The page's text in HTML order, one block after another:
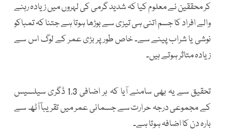
کر محققین نے معلوم کیا کہ شدید گرمی کی لہروں میں زیادہ رہنے
والے افراد کا جسم اتنی ہی تیزی سے بوڑھا ہوتا ہے جتنا کہ تمباکو
نوشی یا شراب پینے سے۔ خاص طور پر بڑی عمر کے لوگ اس سے
زیادہ متاثر ہوتے ہیں۔
تحقیق سے یہ بھی سامنے آیا کہ ہر اضافی 1.3 ڈگری سیلسیس
کے مجموعی درجہ حرارت سے جسمانی عمر میں تقریباً آٹھ سے
بارہ دن کا اضافہ ہوتا ہے۔